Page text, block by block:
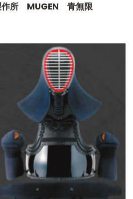
作所 MUGEN 青無限